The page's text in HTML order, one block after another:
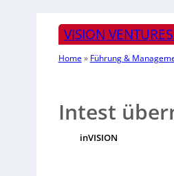
VISION
Home» Führung &
Intest
inVISION